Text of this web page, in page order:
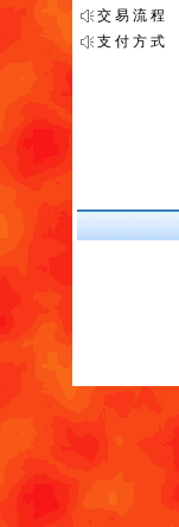
交 易 流 程
支 付 方 式